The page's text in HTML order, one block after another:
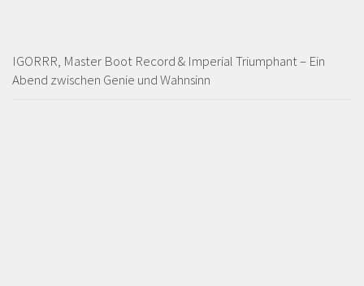
IGORRR, Master Boot Record & Imperial Triumphant – Ein
Abend zwischen Genie und Wahnsinn